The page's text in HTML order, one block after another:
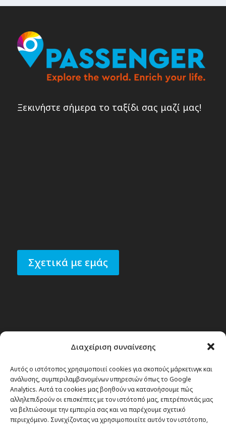
Διαχείριση συναίνεσης
Αυτός ο ιστότοπος χρησιμοποιεί cookies για σκοπούς μάρκετινγκ και
ανάλυσης, συμπεριλαμβανομένων υπηρεσιών όπως το Google
Analytics. Αυτά τα cookies μας βοηθούν να κατανοήσουμε πώς
αλληλεπιδρούν οι επισκέπτες με τον ιστότοπό μας, επιτρέποντάς μας
να βελτιώσουμε την εμπειρία σας και να παρέχουμε σχετικό
περιεχόμενο. Συνεχίζοντας να χρησιμοποιείτε αυτόν τον ιστότοπο,
Ξεκινήστε σήμερα το ταξίδι σας μαζί μας!
Σχετικά με εμάς